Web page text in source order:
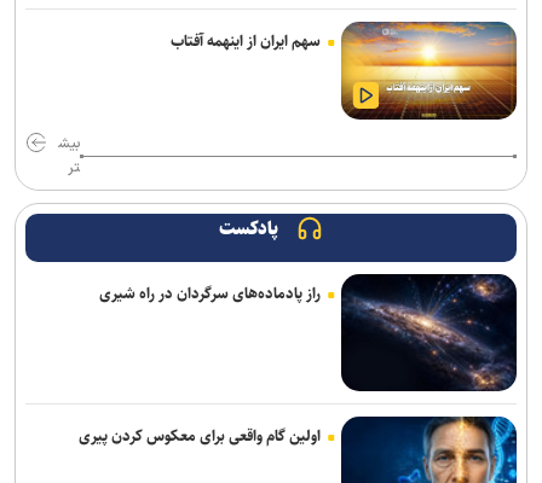
رئیس فدراسیون بوکس: یک اعزام ما هزینه چهار اعزام رشته‌های دیگر را
دارد/ اعزام فروتن گل‌آرا به ناگویا منتفی شد
امیرحسین زارع؛ از استقلال تا بانک شهر؛ سامانه‌ باز و عدم رسمی شدن
برگزاری مجمع سالیانه فدراسیون بدمینتون
تور جهانی تنیس صربستان| یزدانی با عبور از روسیه به مراکش رسید
سرمربی اوکراینی تیم ملی آب‌های آرام: به شاگردانم ایمان دارم/ توانایی
کسب مدال را در ناگویا داریم
اولین اردوی مشترکی ملی‌پوشان نیراندازی با همتایان چینی
بانک شهر از شرکت در لیگ برتر کشتی انصراف می‌دهد؟
سهم ایران از اینهمه آفتاب
بیش
تر
پادکست
راز پادماده‌های سرگردان در راه شیری
اولین گام واقعی برای معکوس کردن پیری